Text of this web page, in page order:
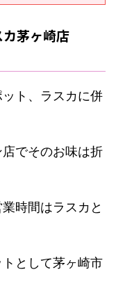
茅ヶ崎店
ト、ラスカに併
でそのお味は折
時間はラスカと
として茅ヶ崎市